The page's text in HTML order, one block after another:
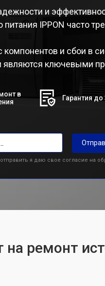
и
питания IPPON часто
компонентов и сбои в
являются ключевыми
в
Гарантия до
я даю свое согласие на
на ремонт